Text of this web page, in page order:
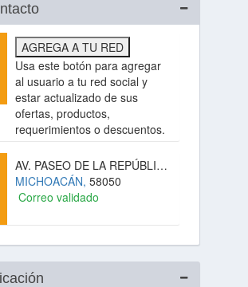
AGREGA A TU RED
Usa este botón para agregar
al usuario a tu red social y
estar actualizado de sus
ofertas, productos,
requerimientos o descuentos.
AV. PASEO DE LA REPÚBLICA #3140A,
MICHOACÁN, 58050
Correo validado